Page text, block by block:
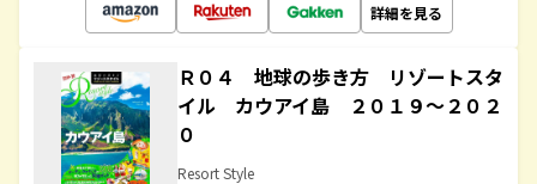
詳細を見る
Ｒ０４ 地球の歩き方 リゾートスタ
イル カウアイ島 ２０１９～２０２
０
Resort Style